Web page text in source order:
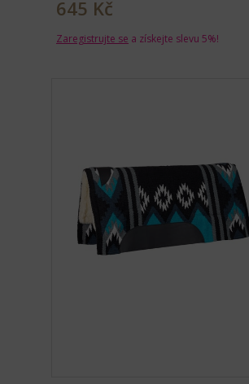
645 Kč
Zaregistrujte se a získejte slevu 5%!